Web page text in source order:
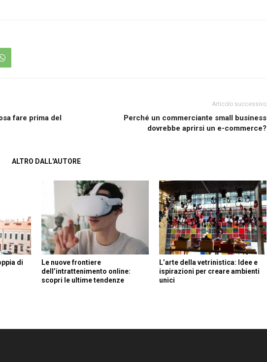
fare prima del
Articolo successivo
Perché un commerciante small business
dovrebbe aprirsi un e-commerce?
ALTRO DALL'AUTORE
di
Le nuove frontiere
dell’intrattenimento online:
scopri le ultime tendenze
L’arte della vetrinistica: Idee e
ispirazioni per creare ambienti
unici